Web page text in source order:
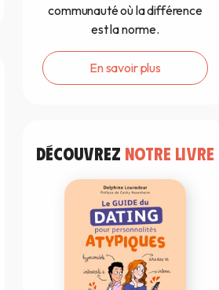
communauté où la différence
est la norme.
En savoir plus
DÉCOUVREZ NOTRE LIVRE